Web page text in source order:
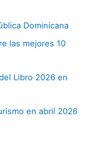
Dominicana
las mejores 10
Libro 2026 en
en abril 2026